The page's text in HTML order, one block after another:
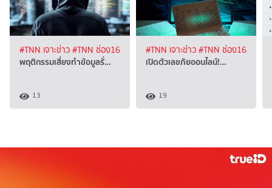
#TNN เจาะข่าว#TNN ช่อง16
พฤติกรรมเสี่ยงทำข้อมูลรั่…
13
#TNN เจาะข่าว#TNN ช่อง16
เปิดตัวเลขภัยออนไลน์!…
19